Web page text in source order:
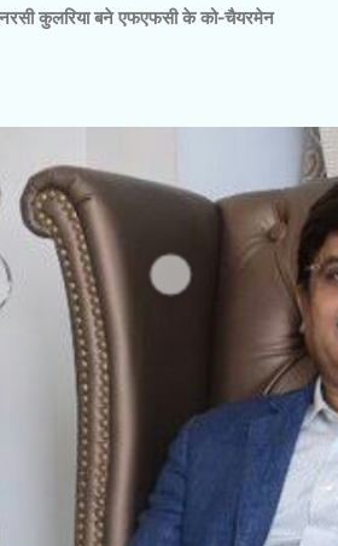
नरसी कुलरिया बने एफएफसी के को-चैयरमेन